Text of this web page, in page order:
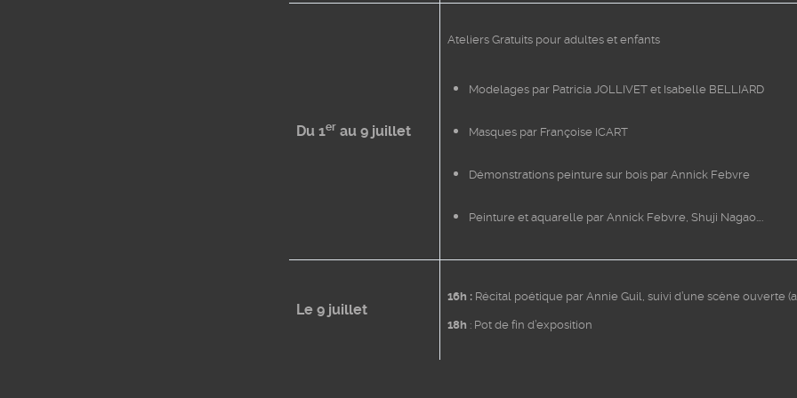
Du 1er au 9 juillet
Ateliers Gratuits pour adultes et enfants
Modelages par Patricia JOLLIVET et Isabelle BELLIARD
Masques par Françoise ICART
Démonstrations peinture sur bois par Annick Febvre
Peinture et aquarelle par Annick Febvre, Shuji Nagao….
Le 9 juillet
16h : Récital poétique par Annie Guil, suivi d’une scène ouverte
18h : Pot de fin d’exposition